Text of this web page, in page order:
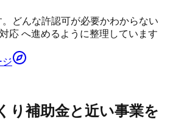
どんな許認可が必要かわからない
応 へ進めるように整理しています
ジ
り補助金と近い事業を